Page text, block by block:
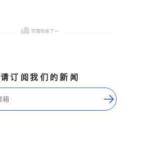
请订阅我们的新闻